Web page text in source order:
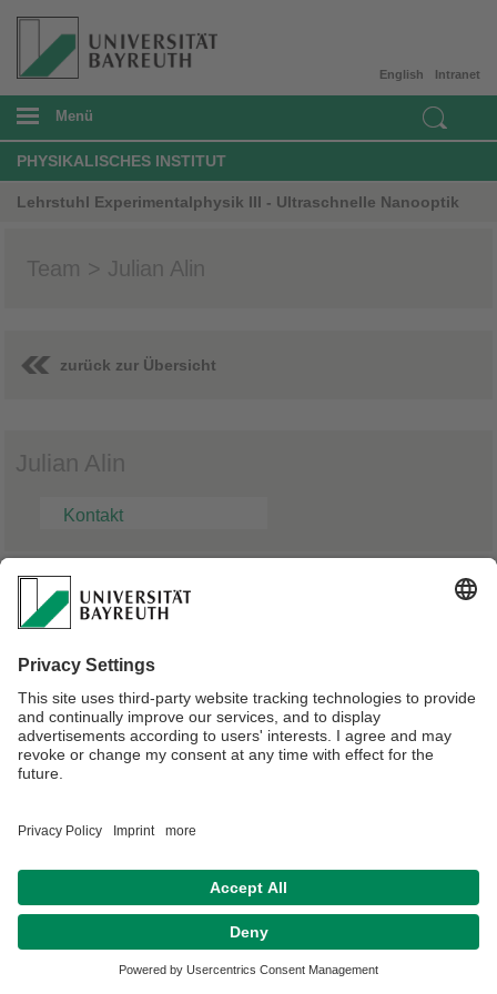
Intranet
English
Menü
PHYSIKALISCHES INSTITUT
Lehrstuhl Experimentalphysik III - Ultraschnelle Nanooptik
Team > Julian Alin
zurück zur Übersicht
Julian Alin
Kontakt
Bachelor-Student
Verantwortlich für die Redaktion:Angelika Maier-Raithel
Impressum Hausordnung